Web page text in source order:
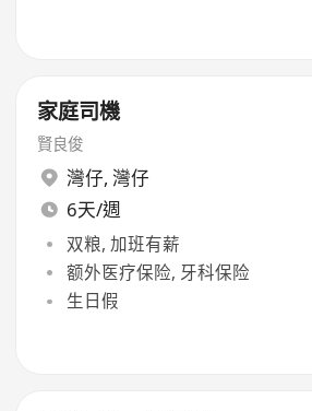
家庭司機
賢良俊
灣仔, 灣仔
6天/週
双粮, 加班有薪
额外医疗保险, 牙科保险
生日假